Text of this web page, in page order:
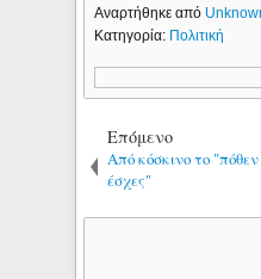
Αναρτήθηκε από
Κατηγορία: Πολιτική
Επόμενο
Από κόσκινο το "πόθεν
έσχες"